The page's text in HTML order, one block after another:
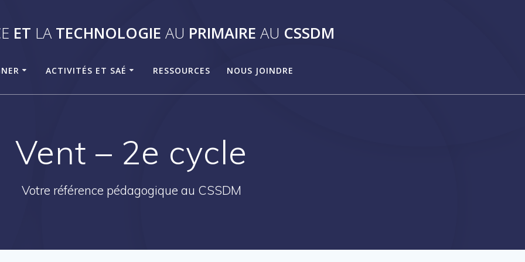
ET LATECHNOLOGIE AU PRIMAIRE AU CSSDM
ACTIVITÉS ET SAÉ RESSOURCES NOUS JOINDRE
Vent – 2e cycle
Votre référence pédagogique au CSSDM